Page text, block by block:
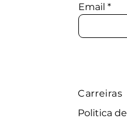
Email
Carreiras
Politica